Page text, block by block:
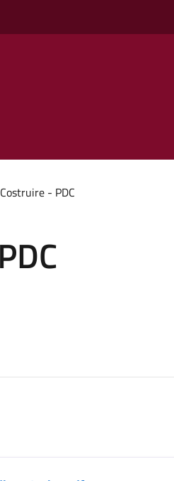
- PDC